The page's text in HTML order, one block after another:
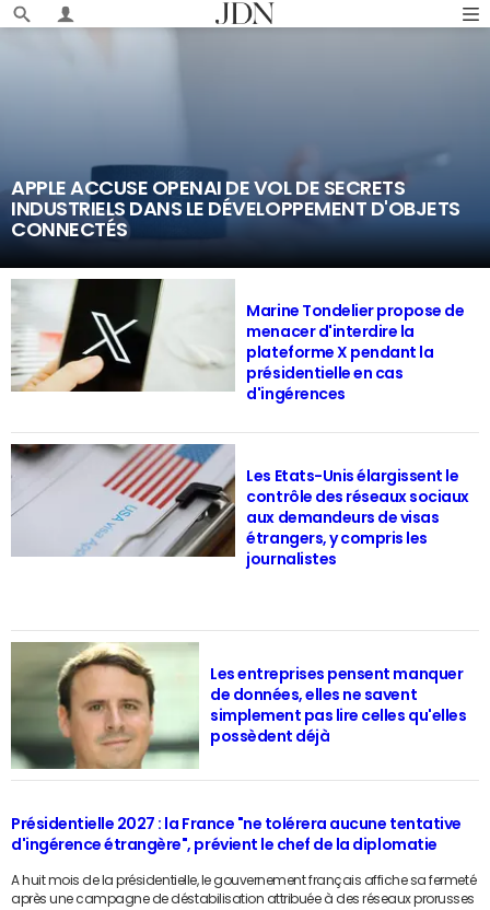
APPLE ACCUSE OPENAI DE VOL DE SECRETS
INDUSTRIELS DANS LE DÉVELOPPEMENT D'OBJETS
CONNECTÉS
Marine Tondelier propose de
menacer d'interdire la
plateforme X pendant la
présidentielle en cas
d'ingérences
Les Etats-Unis élargissent le
contrôle des réseaux sociaux
aux demandeurs de visas
étrangers, y compris les
journalistes
Les entreprises pensent manquer
de données, elles ne savent
simplement pas lire celles qu'elles
possèdent déjà
Présidentielle 2027 : la France "ne tolérera aucune tentative
d'ingérence étrangère", prévient le chef de la diplomatie
A huit mois de la présidentielle, le gouvernement français affiche sa fermeté
après une campagne de déstabilisation attribuée à des réseaux prorusses